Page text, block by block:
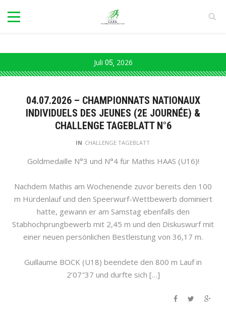
Juli 05 2026
04.07.2026 – CHAMPIONNATS NATIONAUX
INDIVIDUELS DES JEUNES (2E JOURNÉE) &
CHALLENGE TAGEBLATT N°6
IN CHALLENGE TAGEBLATT
Goldmedaille N°3 und N°4 für Mathis HAAS (U16)!
Nachdem Mathis am Wochenende zuvor bereits den 100
m Hürdenlauf und den Speerwurf-Wettbewerb dominiert
hatte, gewann er am Samstag ebenfalls den
Stabhochprungbewerb mit 2,45 m und den Diskuswurf mit
einer neuen persönlichen Bestleistung von 36,17 m.
Guillaume BOCK (U18) beendete den 800 m Lauf in
2’07″37 und durfte sich […]